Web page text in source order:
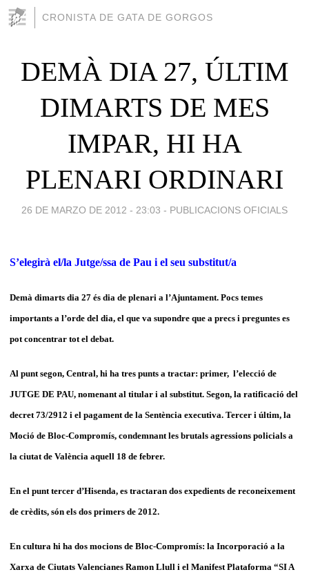
CRONISTA DE GATA DE GORGOS
DEMÀ DIA 27, ÚLTIM
DIMARTS DE MES
IMPAR, HI HA
PLENARI ORDINARI
26 DE MARZO DE 2012 - 23:03 - PUBLICACIONS OFICIALS
S’elegirà el/la Jutge/ssa de Pau i el seu substitut/a
Demà dimarts dia 27 és dia de plenari a l’Ajuntament. Pocs temes
importants a l’orde del dia, el que va supondre que a precs i preguntes es
pot concentrar tot el debat.
Al punt segon, Central, hi ha tres punts a tractar: primer, l’elecció de
JUTGE DE PAU, nomenant al titular i al substitut. Segon, la ratificació del
decret 73/2912 i el pagament de la Sentència executiva. Tercer i últim, la
Moció de Bloc-Compromís, condemnant les brutals agressions policials a
la ciutat de València aquell 18 de febrer.
En el punt tercer d’Hisenda, es tractaran dos expedients de reconeixement
de crèdits, són els dos primers de 2012.
En cultura hi ha dos mocions de Bloc-Compromís: la Incorporació a la
Xarxa de Ciutats Valencianes Ramon Llull i el Manifest Plataforma “SI A